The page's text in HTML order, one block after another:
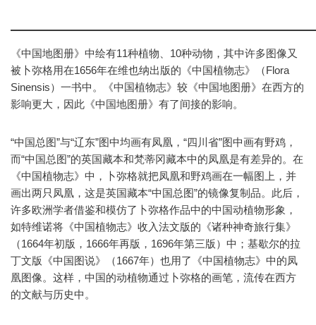
《中国地图册》中绘有11种植物、10种动物，其中许多图像又
被卜弥格用在1656年在维也纳出版的《中国植物志》（Flora
Sinensis）一书中。《中国植物志》较《中国地图册》在西方的
影响更大，因此《中国地图册》有了间接的影响。
“中国总图”与“辽东”图中均画有凤凰，“四川省”图中画有野鸡，
而“中国总图”的英国藏本和梵蒂冈藏本中的凤凰是有差异的。在
《中国植物志》中，卜弥格就把凤凰和野鸡画在一幅图上，并
画出两只凤凰，这是英国藏本“中国总图”的镜像复制品。此后，
许多欧洲学者借鉴和模仿了卜弥格作品中的中国动植物形象，
如特维诺将《中国植物志》收入法文版的《诸种神奇旅行集》
（1664年初版，1666年再版，1696年第三版）中；基歇尔的拉
丁文版《中国图说》（1667年）也用了《中国植物志》中的凤
凰图像。这样，中国的动植物通过卜弥格的画笔，流传在西方
的文献与历史中。